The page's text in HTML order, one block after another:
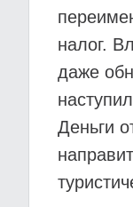
налог.
даже
Деньги